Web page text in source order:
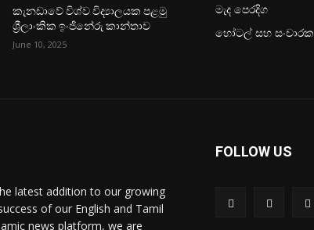
කැනඩාවේ විශ්ව විද්‍යාලයක පළමු
ශ්‍රීලාංකික ඉංජිනේරු කාන්තාව
June 10, 2025
මැද පෙරදිග
හෝටල් සහ සංචාරක
latest addition to our growing
of our English and Tamil
news platform, we are
FOLLOW US